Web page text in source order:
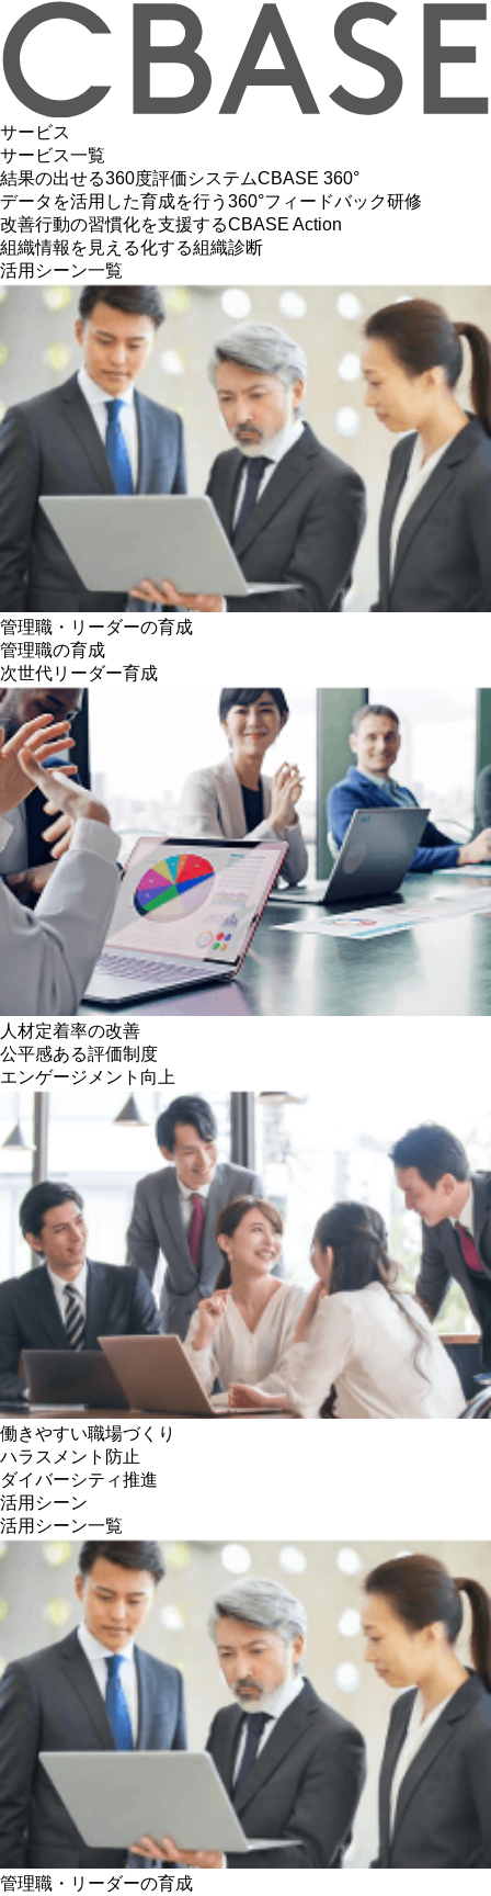
サービス
サービス一覧
結果の出せる360度評価システムCBASE 360°
データを活用した育成を行う 360°フィードバック研修
改善行動の習慣化を支援するCBASE Action
組織情報を見える化する組織診断
活用シーン一覧
管理職・リーダーの育成
管理職の育成
次世代リーダー育成
人材定着率の改善
公平感ある評価制度
エンゲージメント向上
働きやすい職場づくり
ハラスメント防止
ダイバーシティ推進
活用シーン
活用シーン一覧
管理職・リーダーの育成